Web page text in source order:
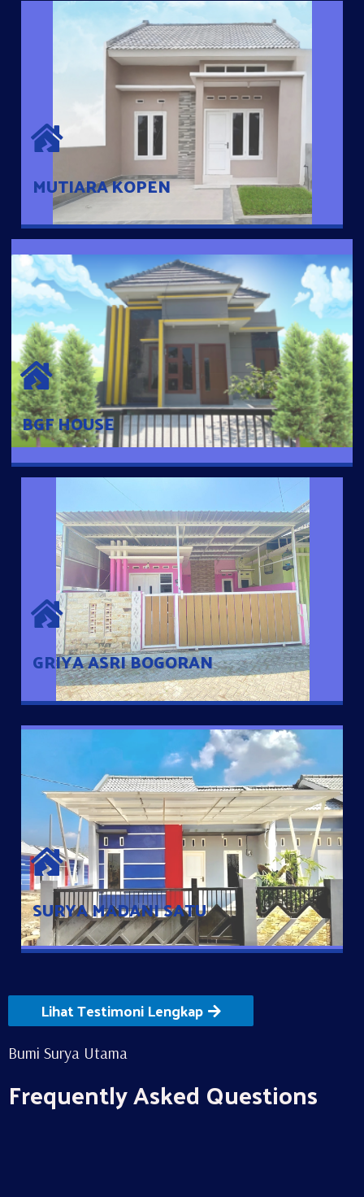
MUTIARA KOPEN
MUTIARA KOPEN
Hunian nyaman dengan suasana pedesaan. 10 menit dari pusat
kota, 2 menit dari Ring Road
BGF HOUSE
BGF HOUSE
Hunian Mewah Pusat Kota dengan fasilitas Free Desain, Dapur,
Parkir Mobil dengan 3 Kamar Tidur dan 2 Kamar Mandi.
GRIYA ASRI BOGORAN
GRIYA ASRI BOGORAN
Desain Modern Minimalis dengan Konsep Rumah Pintar
Sehingga Memudahkan Penghuni mengakses rumahnya
dengan Ponsel
SURYA MADANI SATU
SURYA MADANI SATU
Satu-satunya Hunian nyaman dengan harga subsidi hanya 100
jutaan dengan lokasi strategis di Tuban
Lihat Testimoni Lengkap
Bumi Surya Utama
Frequently Asked Questions